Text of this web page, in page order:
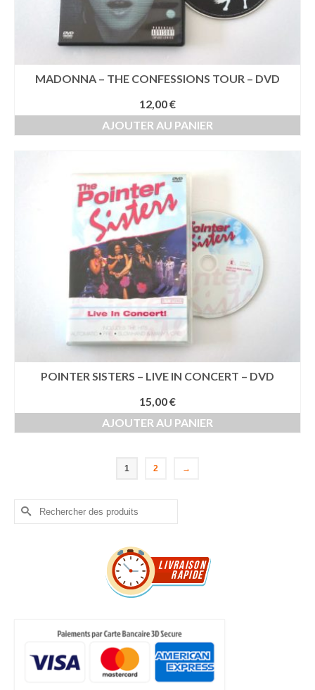
MADONNA – THE CONFESSIONS TOUR – DVD
12,00€
AJOUTER AU PANIER
POINTER SISTERS – LIVE IN CONCERT – DVD
15,00€
AJOUTER AU PANIER
1 2 →
Rechercher :